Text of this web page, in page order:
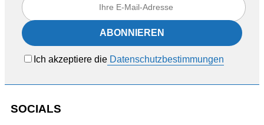
Ich akzeptiere die Datenschutzbestimmungen
SOCIALS